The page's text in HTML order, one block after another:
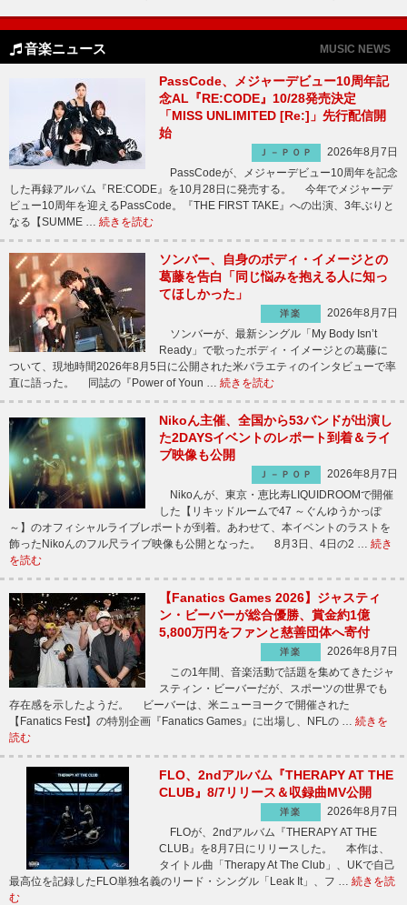
音楽ニュース MUSIC NEWS
PassCode、メジャーデビュー10周年記
念AL『RE:CODE』10/28発売決定
「MISS UNLIMITED [Re:]」先行配信開
始
Ｊ－ＰＯＰ
2026年8月7日
PassCodeが、メジャーデビュー10周年を記念
した再録アルバム『RE:CODE』を10月28日に発売する。 今年でメジャーデ
ビュー10周年を迎えるPassCode。『THE FIRST TAKE』への出演、3年ぶりと
なる【SUMME … 続きを読む
ソンバー、自身のボディ・イメージとの
葛藤を告白「同じ悩みを抱える人に知っ
てほしかった」
洋楽
2026年8月7日
ソンバーが、最新シングル「My Body Isn’t
Ready」で歌ったボディ・イメージとの葛藤に
ついて、現地時間2026年8月5日に公開された米バラエティのインタビューで率
直に語った。 同誌の『Power of Youn … 続きを読む
Nikoん主催、全国から53バンドが出演し
た2DAYSイベントのレポート到着＆ライ
ブ映像も公開
Ｊ－ＰＯＰ
2026年8月7日
Nikoんが、東京・恵比寿LIQUIDROOMで開催
した【リキッドルームで47 ～ぐんゆうかっぽ
～】のオフィシャルライブレポートが到着。あわせて、本イベントのラストを
飾ったNikoんのフル尺ライブ映像も公開となった。 8月3日、4日の2 … 続き
を読む
【Fanatics Games 2026】ジャスティ
ン・ビーバーが総合優勝、賞金約1億
5,800万円をファンと慈善団体へ寄付
洋楽
2026年8月7日
この1年間、音楽活動で話題を集めてきたジャ
スティン・ビーバーだが、スポーツの世界でも
存在感を示したようだ。 ビーバーは、米ニューヨークで開催された
【Fanatics Fest】の特別企画『Fanatics Games』に出場し、NFLの … 続きを
読む
FLO、2ndアルバム『THERAPY AT THE
CLUB』8/7リリース＆収録曲MV公開
洋楽
2026年8月7日
FLOが、2ndアルバム『THERAPY AT THE
CLUB』を8月7日にリリースした。 本作は、
タイトル曲「Therapy At The Club」、UKで自己
最高位を記録したFLO単独名義のリード・シングル「Leak It」、フ … 続きを読
む